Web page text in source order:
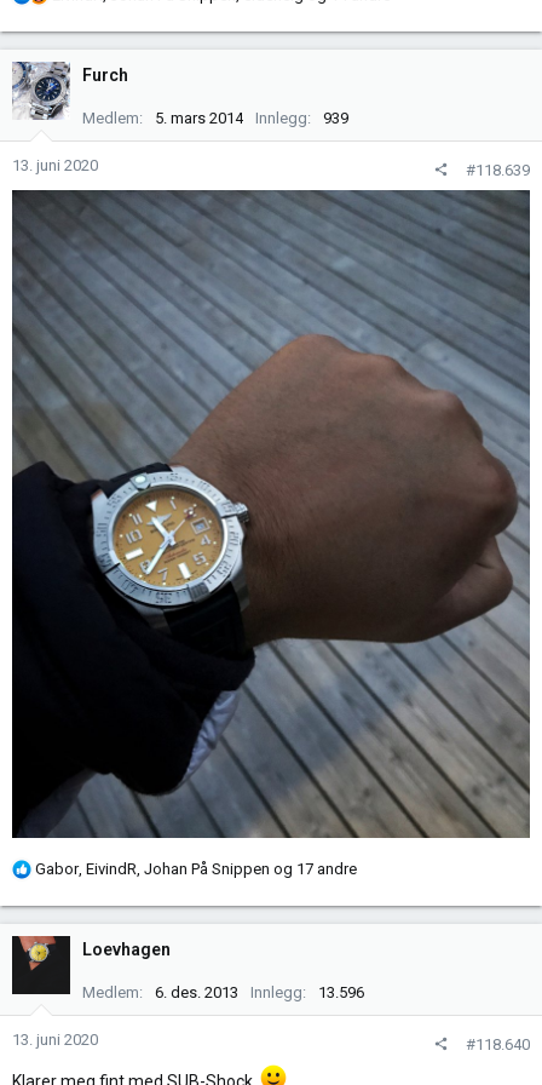
k
s
j
o
n
e
Furch
Medlem 5. mars 2014 Innlegg 939
13. juni 2020 #118.639
R
k
s
n
Gabor, EivindR, Johan På Snippen og 17 andre
Loevhagen
Medlem 6. des. 2013 Innlegg 13.596
13. juni 2020 #118.640